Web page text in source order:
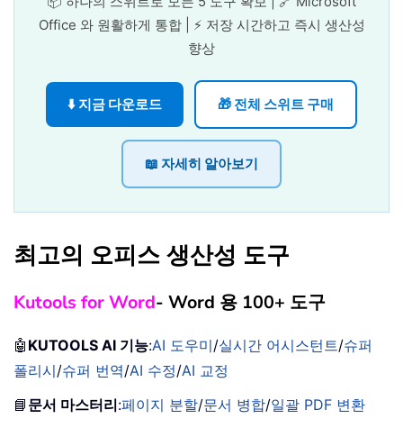
Office 와 원활하게 통합 | ⚡ 저장 시간하고 즉시 생산성
향상
⬇️ 지금 다운로드 🎁 전체 스위트 구매
📖 자세히 알아보기
최고의 오피스 생산성 도구
Kutools for Word- Word 용 100+ 도구
🤖 KUTOOLS AI 기능:AI 도우미/실시간 어시스턴트/슈퍼
폴리시/슈퍼 번역/AI 수정/AI 교정
📘 문서 마스터리:페이지 분할/문서 병합/일괄 PDF 변환